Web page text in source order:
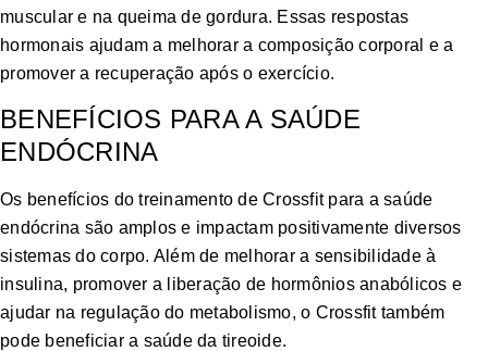
muscular e na queima de gordura. Essas respostas
hormonais ajudam a melhorar a composição corporal e a
promover a recuperação após o exercício.
BENEFÍCIOS PARA A SAÚDE
ENDÓCRINA
Os benefícios do treinamento de Crossfit para a saúde
endócrina são amplos e impactam positivamente diversos
sistemas do corpo. Além de melhorar a sensibilidade à
insulina, promover a liberação de hormônios anabólicos e
ajudar na regulação do metabolismo, o Crossfit também
pode beneficiar a saúde da tireoide.